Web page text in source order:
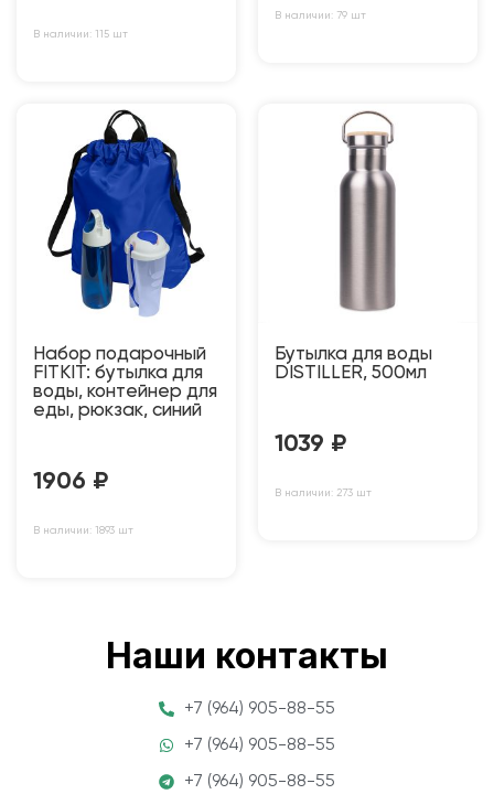
В наличии: 115 шт
В наличии: 79 шт
Набор подарочный
FITKIT: бутылка для
воды, контейнер для
еды, рюкзак, синий
1906 ₽
В наличии: 1893 шт
Бутылка для воды
DISTILLER, 500мл
1039 ₽
В наличии: 273 шт
Наши контакты
+7 (964) 905-88-55
+7 (964) 905-88-55
+7 (964) 905-88-55